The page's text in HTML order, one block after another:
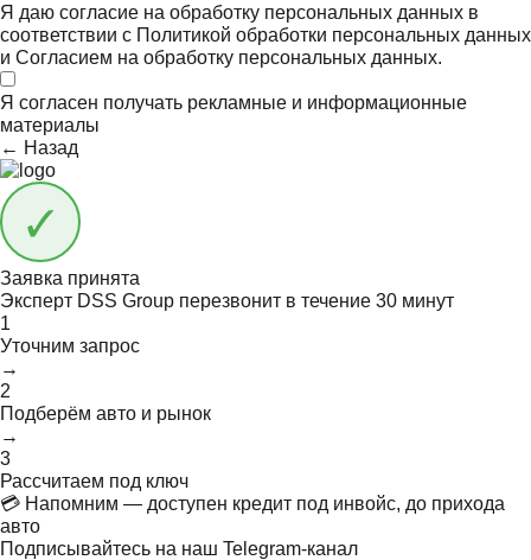
Я даю согласие на обработку персональных данных в
соответствии с Политикой обработки персональных данных
и Согласием на обработку персональных данных.
Я согласен получать рекламные и информационные
материалы
← Назад
Заявка принята
Эксперт DSS Group перезвонит в течение 30 минут
1
Уточним запрос
→
2
Подберём авто и рынок
→
3
Рассчитаем под ключ
💳 Напомним — доступен кредит под инвойс, до прихода
авто
Подписывайтесь на наш Telegram-канал